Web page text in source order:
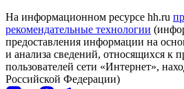
На информационном ресурсе hh.ru
рекомендательные технологии
предоставления информации на
и анализа сведений, относящихся к
пользователей сети «Интернет»,
Российской Федерации)